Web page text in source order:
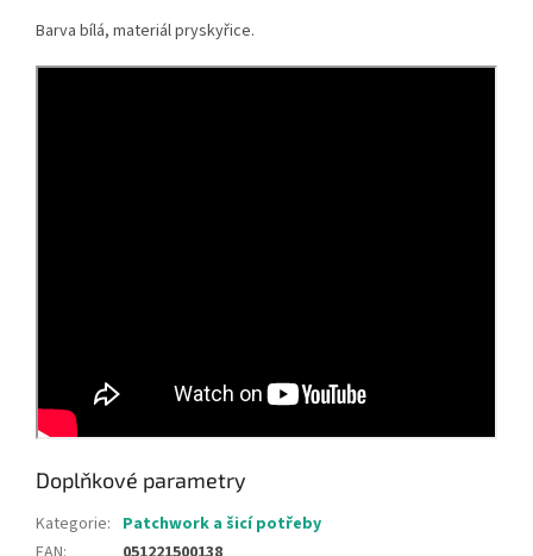
Barva bílá, materiál pryskyřice.
Doplňkové parametry
Kategorie: Patchwork a šicí potřeby